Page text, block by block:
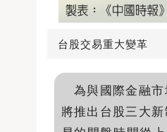
台股交易重大變革
為與國際金融市
將推出台股三大